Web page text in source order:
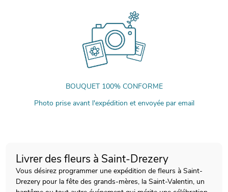
BOUQUET 100% CONFORME
Photo prise avant l'expédition et envoyée par email
Livrer des fleurs à Saint-Drezery
Vous désirez programmer une expédition de fleurs à Saint-
Drezery pour la fête des grands-mères, la Saint-Valentin, un